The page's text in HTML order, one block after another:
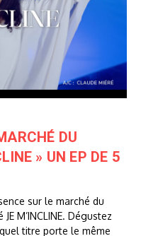
DU
» UN EP DE 5
sur le marché du
M’INCLINE. Dégustez
titre porte le même